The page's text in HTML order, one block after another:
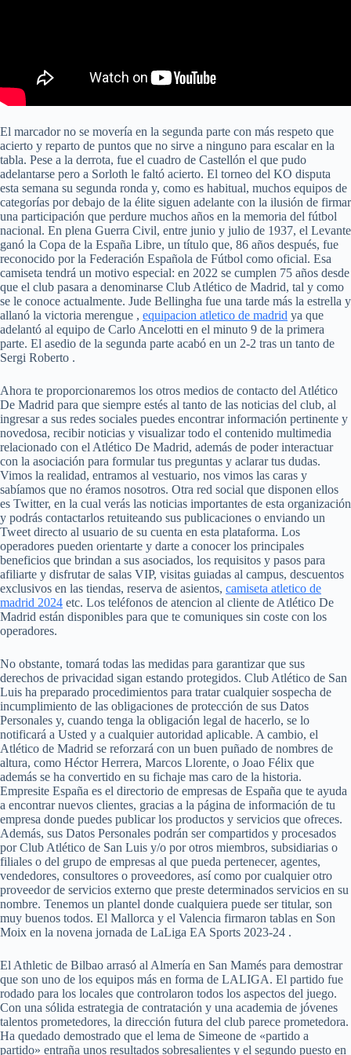
El marcador no se movería en la segunda parte con más respeto que
acierto y reparto de puntos que no sirve a ninguno para escalar en la
tabla. Pese a la derrota, fue el cuadro de Castellón el que pudo
adelantarse pero a Sorloth le faltó acierto. El torneo del KO disputa
esta semana su segunda ronda y, como es habitual, muchos equipos de
categorías por debajo de la élite siguen adelante con la ilusión de firmar
una participación que perdure muchos años en la memoria del fútbol
nacional. En plena Guerra Civil, entre junio y julio de 1937, el Levante
ganó la Copa de la España Libre, un título que, 86 años después, fue
reconocido por la Federación Española de Fútbol como oficial. Esa
camiseta tendrá un motivo especial: en 2022 se cumplen 75 años desde
que el club pasara a denominarse Club Atlético de Madrid, tal y como
se le conoce actualmente. Jude Bellingha fue una tarde más la estrella y
allanó la victoria merengue , equipacion atletico de madrid ya que
adelantó al equipo de Carlo Ancelotti en el minuto 9 de la primera
parte. El asedio de la segunda parte acabó en un 2-2 tras un tanto de
Sergi Roberto .
Ahora te proporcionaremos los otros medios de contacto del Atlético
De Madrid para que siempre estés al tanto de las noticias del club, al
ingresar a sus redes sociales puedes encontrar información pertinente y
novedosa, recibir noticias y visualizar todo el contenido multimedia
relacionado con el Atlético De Madrid, además de poder interactuar
con la asociación para formular tus preguntas y aclarar tus dudas.
Vimos la realidad, entramos al vestuario, nos vimos las caras y
sabíamos que no éramos nosotros. Otra red social que disponen ellos
es Twitter, en la cual verás las noticias importantes de esta organización
y podrás contactarlos retuiteando sus publicaciones o enviando un
Tweet directo al usuario de su cuenta en esta plataforma. Los
operadores pueden orientarte y darte a conocer los principales
beneficios que brindan a sus asociados, los requisitos y pasos para
afiliarte y disfrutar de salas VIP, visitas guiadas al campus, descuentos
exclusivos en las tiendas, reserva de asientos, camiseta atletico de
madrid 2024 etc. Los teléfonos de atencion al cliente de Atlético De
Madrid están disponibles para que te comuniques sin coste con los
operadores.
No obstante, tomará todas las medidas para garantizar que sus
derechos de privacidad sigan estando protegidos. Club Atlético de San
Luis ha preparado procedimientos para tratar cualquier sospecha de
incumplimiento de las obligaciones de protección de sus Datos
Personales y, cuando tenga la obligación legal de hacerlo, se lo
notificará a Usted y a cualquier autoridad aplicable. A cambio, el
Atlético de Madrid se reforzará con un buen puñado de nombres de
altura, como Héctor Herrera, Marcos Llorente, o Joao Félix que
además se ha convertido en su fichaje mas caro de la historia.
Empresite España es el directorio de empresas de España que te ayuda
a encontrar nuevos clientes, gracias a la página de información de tu
empresa donde puedes publicar los productos y servicios que ofreces.
Además, sus Datos Personales podrán ser compartidos y procesados
por Club Atlético de San Luis y/o por otros miembros, subsidiarias o
filiales o del grupo de empresas al que pueda pertenecer, agentes,
vendedores, consultores o proveedores, así como por cualquier otro
proveedor de servicios externo que preste determinados servicios en su
nombre. Tenemos un plantel donde cualquiera puede ser titular, son
muy buenos todos. El Mallorca y el Valencia firmaron tablas en Son
Moix en la novena jornada de LaLiga EA Sports 2023-24 .
El Athletic de Bilbao arrasó al Almería en San Mamés para demostrar
que son uno de los equipos más en forma de LALIGA. El partido fue
rodado para los locales que controlaron todos los aspectos del juego.
Con una sólida estrategia de contratación y una academia de jóvenes
talentos prometedores, la dirección futura del club parece prometedora.
Ha quedado demostrado que el lema de Simeone de «partido a
partido» entraña unos resultados sobresalientes y el segundo puesto en